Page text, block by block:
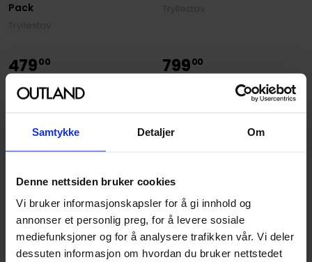
Samtykke Detaljer Om
Denne nettsiden bruker cookies
Vi bruker informasjonskapsler for å gi innhold og
annonser et personlig preg, for å levere sosiale
mediefunksjoner og for å analysere trafikken vår. Vi deler
dessuten informasjon om hvordan du bruker nettstedet
Pack
47900 79900